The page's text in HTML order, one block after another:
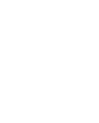
mieste pobytu.
služieb a aktivít.